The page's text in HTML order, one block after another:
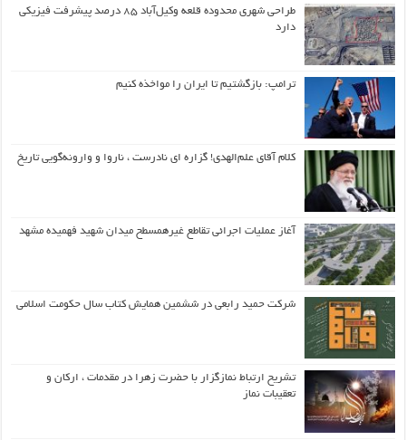
طراحی شهری محدوده قلعه وکیل‌آباد ۸۵ درصد پیشرفت فیزیکی
دارد
ترامپ: بازگشتیم تا ایران را مواخذه کنیم
کلام آقای علم‌الهدی! گزاره ای نادرست ، ناروا و وارونه‌گویی تاریخ
آغاز عملیات اجرائی تقاطع غیرهمسطح میدان شهید فهمیده مشهد
شرکت حمید رابعی در ششمین همایش کتاب سال حکومت اسلامی
تشریح ارتباط نمازگزار با حضرت زهرا در مقدمات ، ارکان و
تعقیبات نماز